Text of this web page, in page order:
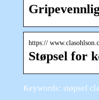
https://
Støpsel for
Keywords: støpsel